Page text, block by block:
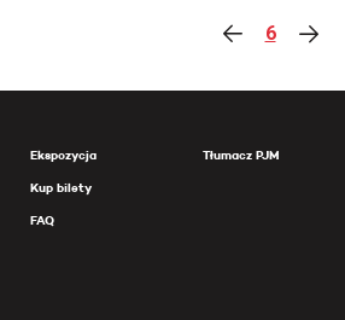
6
Ekspozycja
Kup bilety
FAQ
Tłumacz PJM